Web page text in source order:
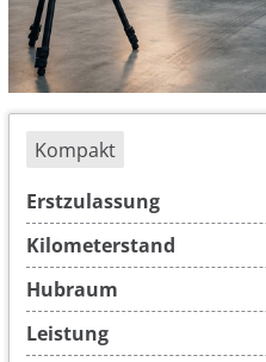
Kompakt
Erstzulassung
Kilometerstand
Hubraum
Leistung